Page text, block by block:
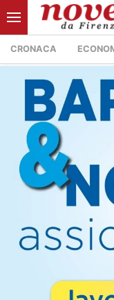
CRONACA